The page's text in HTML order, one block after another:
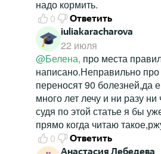
надо кормить.
0
Ответить
iuliakaracharova
22 июля
@Белена, про места
написано.Неправильно про
переносят 90 болезней,да
много лет лечу и ни разу
судя по этой статье я бы
прямо когда читаю
0
Ответить
Анастасия Лебедева